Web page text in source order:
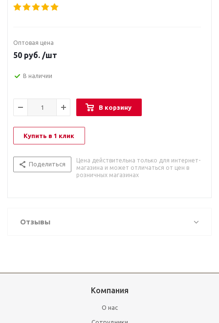
Оптовая цена
50 руб. /шт
В наличии
В корзину
Купить в 1 клик
Поделиться
Цена действительна только для интернет-
магазина и может отличаться от цен в
розничных магазинах
Отзывы
Компания
О нас